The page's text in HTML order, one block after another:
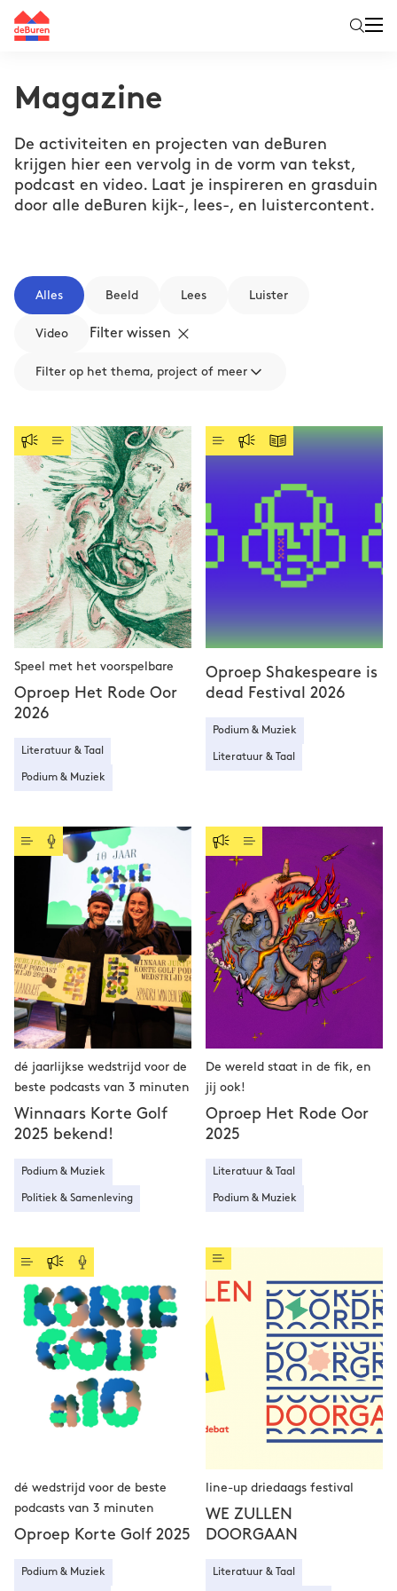
Magazine
De activiteiten en projecten van deBuren
krijgen hier een vervolg in de vorm van tekst,
podcast en video. Laat je inspireren en grasduin
door alle deBuren kijk-, lees-, en luistercontent.
Alles Beeld Lees Luister
Video Filter wissen
Filter op het thema, project of meer
Speel met het voorspelbare
Oproep Het Rode Oor
2026
Literatuur & Taal
Podium & Muziek
Oproep Shakespeare is
dead Festival 2026
Podium & Muziek
Literatuur & Taal
dé jaarlijkse wedstrijd voor de
beste podcasts van 3 minuten
Winnaars Korte Golf
2025 bekend!
Podium & Muziek
Politiek & Samenleving
De wereld staat in de fik, en
jij ook!
Oproep Het Rode Oor
2025
Literatuur & Taal
Podium & Muziek
dé wedstrijd voor de beste
podcasts van 3 minuten
Oproep Korte Golf 2025
Podium & Muziek
line-up driedaags festival
WE ZULLEN
DOORGAAN
Literatuur & Taal